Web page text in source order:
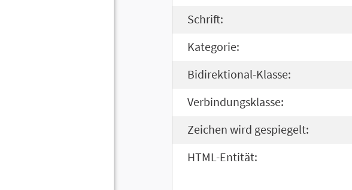
Schrift:
Kategorie:
Bidirektional-Klasse:
Verbindungsklasse:
Zeichen wird gespiegelt:
HTML-Entität: